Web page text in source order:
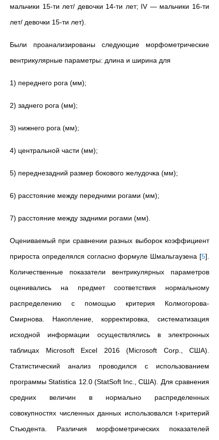
мальчики 15-ти лет/ девочки 14-ти лет; IV — мальчики 16-ти
лет/ девочки 15-ти лет).
Были проанализированы следующие морфометрические
вентрикулярные параметры: длина и ширина для
1) переднего рога (мм);
2) заднего рога (мм);
3) нижнего рога (мм);
4) центральной части (мм);
5) переднезадний размер бокового желудочка (мм);
6) расстояние между передними рогами (мм);
7) расстояние между задними рогами (мм).
Оцениваемый при сравнении разных выборок коэффициент
прироста определялся согласно формуле Шмальгаузена [5]
Количественные показатели вентрикулярных параметров
оценивались на предмет соответствия нормальному
распределению с помощью критерия Колмогорова-
Смирнова. Накопление, корректировка, систематизация
исходной информации осуществлялись в электронных
таблицах Microsoft Excel 2016 (Microsoft Corp., США).
Статистический анализ проводился с использованием
программы Statistica 12.0 (StatSoft Inc., CША). Для сравнения
средних величин в нормально распределенных
совокупностях численных данных использовался t-критерий
Стьюдента. Различия морфометрических показателей